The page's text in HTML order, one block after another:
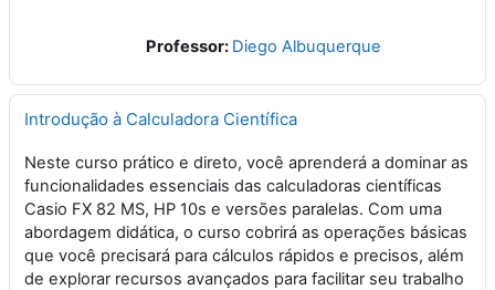
Professor: Diego Albuquerque
Introdução à Calculadora Científica
Neste curso prático e direto, você aprenderá a dominar as
funcionalidades essenciais das calculadoras científicas
Casio FX 82 MS, HP 10s e versões paralelas. Com uma
abordagem didática, o curso cobrirá as operações básicas
que você precisará para cálculos rápidos e precisos, além
de explorar recursos avançados para facilitar seu trabalho